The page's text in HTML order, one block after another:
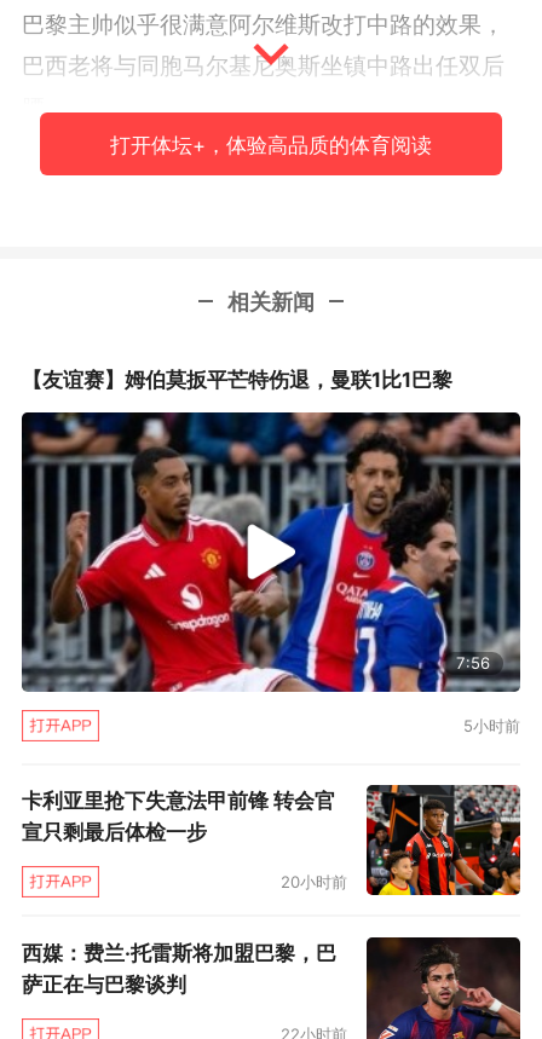
巴黎主帅似乎很满意阿尔维斯改打中路的效果，
巴西老将与同胞马尔基尼奥斯坐镇中路出任双后
腰。
缺少了内马尔与姆巴佩的巴黎面对联赛排名
卡瓦尼打破僵局，姆巴佩此后推射空门被解围。
联赛班霸压在半场围攻。比赛进行到将近半小
时，特拉奥雷右路趟过贝尔纳特后横扫门前，尼
昂在昔日AC米兰队友席尔瓦身前脚后跟将球磕入
网底扳平比分。
雷恩扳平比分后不久，场上随着一次犯规突
生波澜：兴奋过头的尼昂侧后方凶狠铲倒克雷尔
没碰到皮球，主裁阿贝出示黄牌后回看VAR后决
定维持原判。此举令图赫尔为首的教练组暴跳如
雷，中场休息时找阿贝讨要说法，大声质问为何
之一），最终没有得到回应，体育总监恩里克同
样暴怒不已。
血一般亢奋，图赫尔下令弟子们施加更多压迫，
60分钟起很快由迪马里亚与姆巴佩攻入两球。第
打开体坛+，体验高品质的体育阅读
相关新闻
【友谊赛】姆伯莫扳平芒特伤退，曼联1比1巴黎
7:56
5小时前
卡利亚里抢下失意法甲前锋 转会官
宣只剩最后体检一步
20小时前
西媒：费兰·托雷斯将加盟巴黎，巴
萨正在与巴黎谈判
22小时前